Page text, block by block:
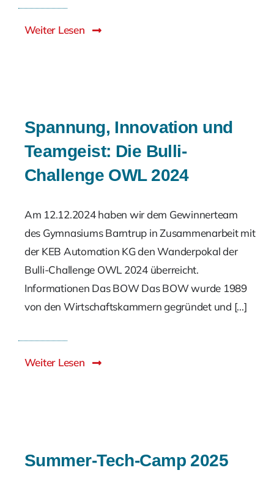
Weiter Lesen
Spannung, Innovation und
Teamgeist: Die Bulli-
Challenge OWL 2024
Am 12.12.2024 haben wir dem Gewinnerteam
des Gymnasiums Barntrup in Zusammenarbeit mit
der KEB Automation KG den Wanderpokal der
Bulli-Challenge OWL 2024 überreicht.
Informationen Das BOW Das BOW wurde 1989
von den Wirtschaftskammern gegründet und [...]
Weiter Lesen
Summer-Tech-Camp 2025